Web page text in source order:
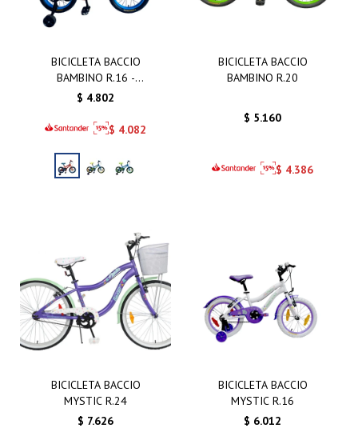
BICICLETA BACCIO
BAMBINO R.16 -
BICICLETA BACCIO
$ 4.802
$ 4.082
BICICLETA BACCIO
BAMBINO R.20
$ 5.160
$ 4.386
BICICLETA BACCIO
MYSTIC R.24
$ 7.626
BICICLETA BACCIO
MYSTIC R.16
$ 6.012